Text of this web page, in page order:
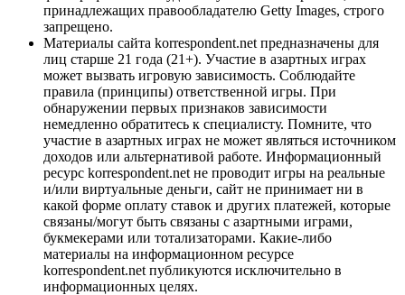
принадлежащих правообладателю Getty Images, строго
запрещено.
Материалы сайта korrespondent.net предназначены для
лиц старше 21 года (21+). Участие в азартных играх
может вызвать игровую зависимость. Соблюдайте
правила (принципы) ответственной игры. При
обнаружении первых признаков зависимости
немедленно обратитесь к специалисту. Помните, что
участие в азартных играх не может являться источником
доходов или альтернативой работе. Информационный
ресурс korrespondent.net не проводит игры на реальные
и/или виртуальные деньги, сайт не принимает ни в
какой форме оплату ставок и других платежей, которые
связаны/могут быть связаны с азартными играми,
букмекерами или тотализаторами. Какие-либо
материалы на информационном ресурсе
korrespondent.net публикуются исключительно в
информационных целях.